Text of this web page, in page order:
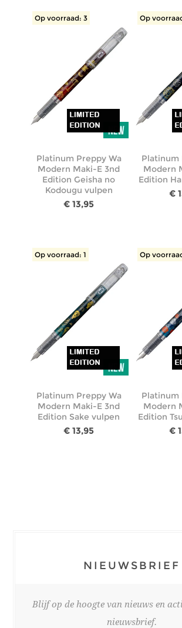
Op voorraad: 3
Platinum Preppy Wa
Modern Maki-E 3nd
Edition Geisha no
Kodougu vulpen
€ 13,95
Op
Platinum
Modern
Edition
€
Op voorraad: 1
Platinum Preppy Wa
Modern Maki-E 3nd
Edition Sake vulpen
€ 13,95
Op
Platinum
Modern
Edition
€
NIEUWSBRIEF
Blijf op de hoogte van nieuws en
nieuwsbrief.